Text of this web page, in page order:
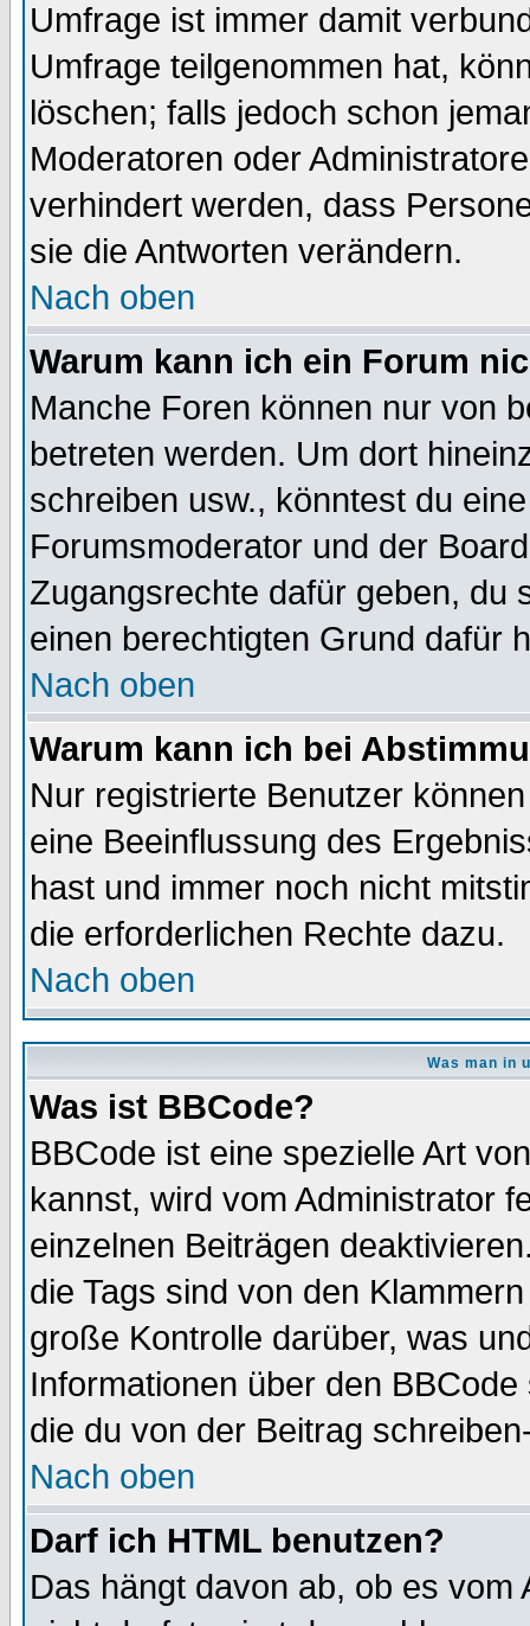
Umfrage ist immer damit
Umfrage teilgenommen hat,
löschen; falls jedoch schon
Moderatoren oder
verhindert werden, dass
sie die Antworten verändern.
Nach oben
Warum kann ich ein Forum
Manche Foren können nur von
betreten werden. Um dort
schreiben usw., könntest du
Forumsmoderator und der
Zugangsrechte dafür geben, du
einen berechtigten Grund dafür
Nach oben
Warum kann ich bei
Nur registrierte Benutzer
eine Beeinflussung des
hast und immer noch nicht
die erforderlichen Rechte dazu.
Nach oben
Was man in
Was ist BBCode?
BBCode ist eine spezielle Art
kannst, wird vom Administrator
einzelnen Beiträgen
die Tags sind von den
große Kontrolle darüber, was
Informationen über den
die du von der Beitrag
Nach oben
Darf ich HTML benutzen?
Das hängt davon ab, ob es